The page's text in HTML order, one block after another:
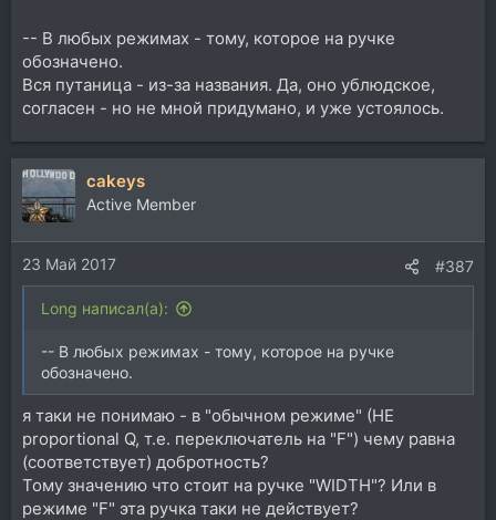
-- В любых режимах - тому, которое на ручке
обозначено.
Вся путаница - из-за названия. Да, оно ублюдское,
согласен - но не мной придумано, и уже устоялось.
cakeys
Active Member
23 Май 2017 #387
Long написал(а):
-- В любых режимах - тому, которое на ручке
обозначено.
я таки не понимаю - в "обычном режиме" (НЕ
proportional Q, т.е. переключатель на "F") чему равна
(соответствует) добротность?
Тому значению что стоит на ручке "WIDTH"? Или в
режиме "F" эта ручка таки не действует?